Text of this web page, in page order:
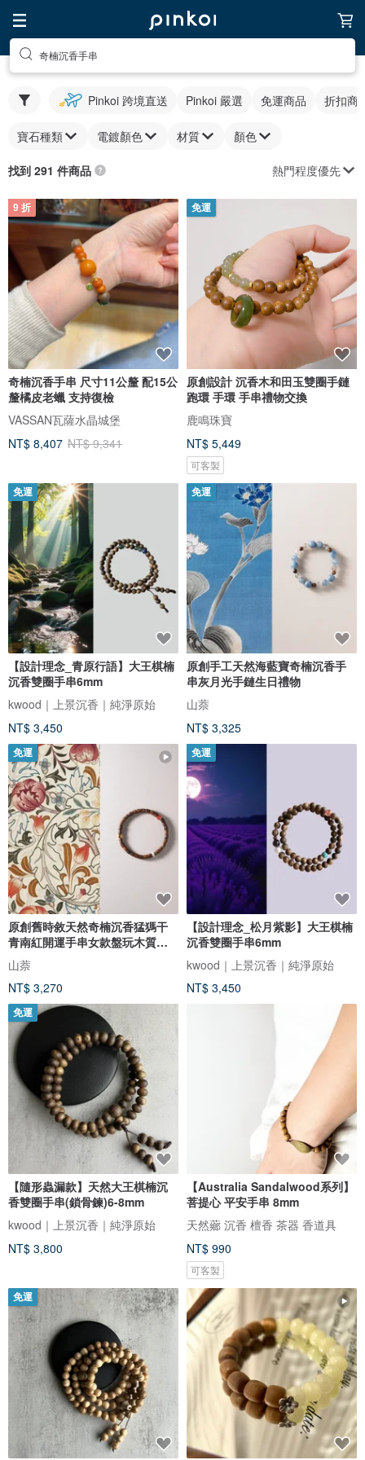
奇楠沉香手串
Pinkoi 跨境直送 Pinkoi 嚴選 免運商品 折扣商
寶石種類 電鍍顏色 材質 顏色
找到 291 件商品 熱門程度優先
9 折
奇楠沉香手串 尺寸11公釐 配15公
釐橘皮老蠟 支持復檢
VASSAN瓦薩水晶城堡
NT$ 8,407 NT$ 9,341
免運
原創設計 沉香木和田玉雙圈手鏈
跑環 手環 手串禮物交換
鹿鳴珠寶
NT$ 5,449
可客製
免運
【設計理念_青原行語】大王棋楠
沉香雙圈手串6mm
kwood｜上景沉香｜純淨原始
NT$ 3,450
免運
原創手工天然海藍寶奇楠沉香手
串灰月光手鏈生日禮物
山萘
NT$ 3,325
免運
原創舊時敘天然奇楠沉香猛獁干
青南紅開運手串女款盤玩木質手
鏈
山萘
NT$ 3,270
免運
【設計理念_松月紫影】大王棋楠
沉香雙圈手串6mm
kwood｜上景沉香｜純淨原始
NT$ 3,450
免運
【隨形蟲漏款】天然大王棋楠沉
香雙圈手串(鎖骨鍊)6-8mm
kwood｜上景沉香｜純淨原始
NT$ 3,800
【Australia Sandalwood系列】
菩提心 平安手串 8mm
天然薌 沉香 檀香 茶器 香道具
NT$ 990
可客製
免運